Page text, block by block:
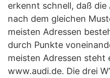
erkennt schnell, daß die
nach dem gleichen
meisten Adressen
durch Punkte
meisten Adressen
www.audi.de. Die drei